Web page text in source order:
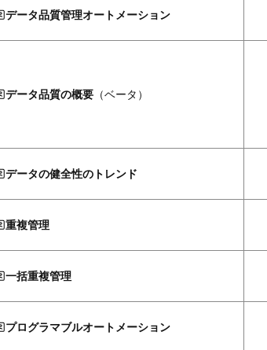
データ品質管理オートメーション
データ品質の概要 （ベータ）
データの健全性のトレンド
重複管理
一括重複管理
プログラマブルオートメーション